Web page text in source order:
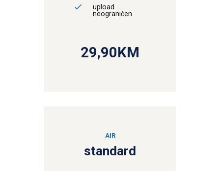
upload
neograničen
29,90KM
AIR
standard